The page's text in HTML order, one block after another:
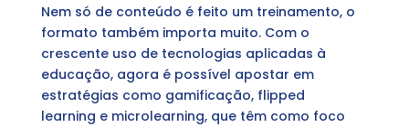
Nem só de conteúdo é feito um treinamento, o
formato também importa muito. Com o
crescente uso de tecnologias aplicadas à
educação, agora é possível apostar em
estratégias como gamificação, flipped
learning e microlearning, que têm como foco